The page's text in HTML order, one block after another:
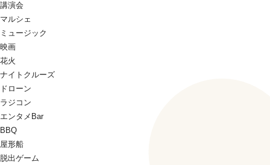
講演会
マルシェ
ミュージック
映画
花火
ナイトクルーズ
ドローン
ラジコン
エンタメBar
BBQ
屋形船
脱出ゲーム